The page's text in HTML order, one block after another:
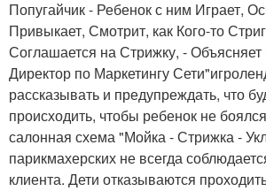
Попугайчик - Ребенок с ним Играет,
Привыкает, Смотрит, как Кого-то
Соглашается на Стрижку, -
Директор по Маркетингу
рассказывать и предупреждать, что
происходить, чтобы ребенок не
салонная схема "Мойка - Стрижка -
парикмахерских не всегда
клиента. Дети отказываются